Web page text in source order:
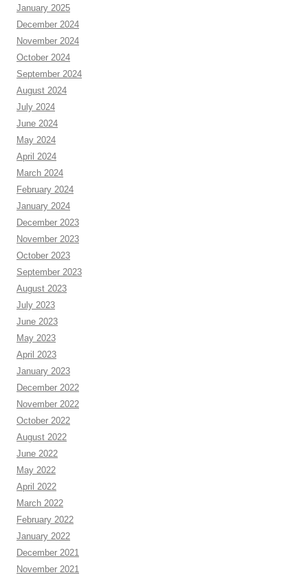
January 2025
December 2024
November 2024
October 2024
September 2024
August 2024
July 2024
June 2024
May 2024
April 2024
March 2024
February 2024
January 2024
December 2023
November 2023
October 2023
September 2023
August 2023
July 2023
June 2023
May 2023
April 2023
January 2023
December 2022
November 2022
October 2022
August 2022
June 2022
May 2022
April 2022
March 2022
February 2022
January 2022
December 2021
November 2021